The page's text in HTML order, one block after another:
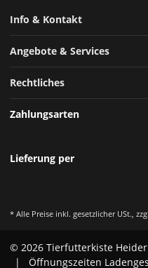
Info & Kontakt
Angebote & Services
Rechtliches
Zahlungsarten
Lieferung per
* Alle Preise inkl. gesetzlicher USt.,
© 2026 Tierfutterkiste
| Öffnungszeiten